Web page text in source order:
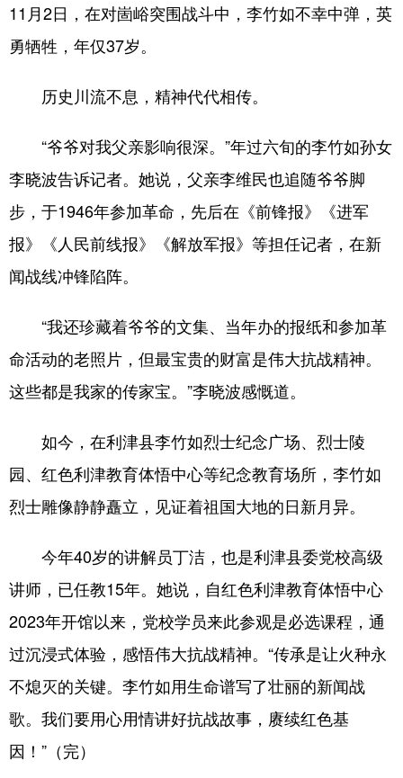
11月2日，在对崮峪突围战斗中，李竹如不幸中弹，英
勇牺牲，年仅37岁。
历史川流不息，精神代代相传。
“爷爷对我父亲影响很深。”年过六旬的李竹如孙女
李晓波告诉记者。她说，父亲李维民也追随爷爷脚
步，于1946年参加革命，先后在《前锋报》《进军
报》《人民前线报》《解放军报》等担任记者，在新
闻战线冲锋陷阵。
“我还珍藏着爷爷的文集、当年办的报纸和参加革
命活动的老照片，但最宝贵的财富是伟大抗战精神。
这些都是我家的传家宝。”李晓波感慨道。
如今，在利津县李竹如烈士纪念广场、烈士陵
园、红色利津教育体悟中心等纪念教育场所，李竹如
烈士雕像静静矗立，见证着祖国大地的日新月异。
今年40岁的讲解员丁洁，也是利津县委党校高级
讲师，已任教15年。她说，自红色利津教育体悟中心
2023年开馆以来，党校学员来此参观是必选课程，通
过沉浸式体验，感悟伟大抗战精神。“传承是让火种永
不熄灭的关键。李竹如用生命谱写了壮丽的新闻战
歌。我们要用心用情讲好抗战故事，赓续红色基
因！”（完）